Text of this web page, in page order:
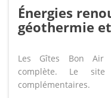
Énergies
géothermie
Les Gîtes Bon Air
complète. Le
complémentaires.